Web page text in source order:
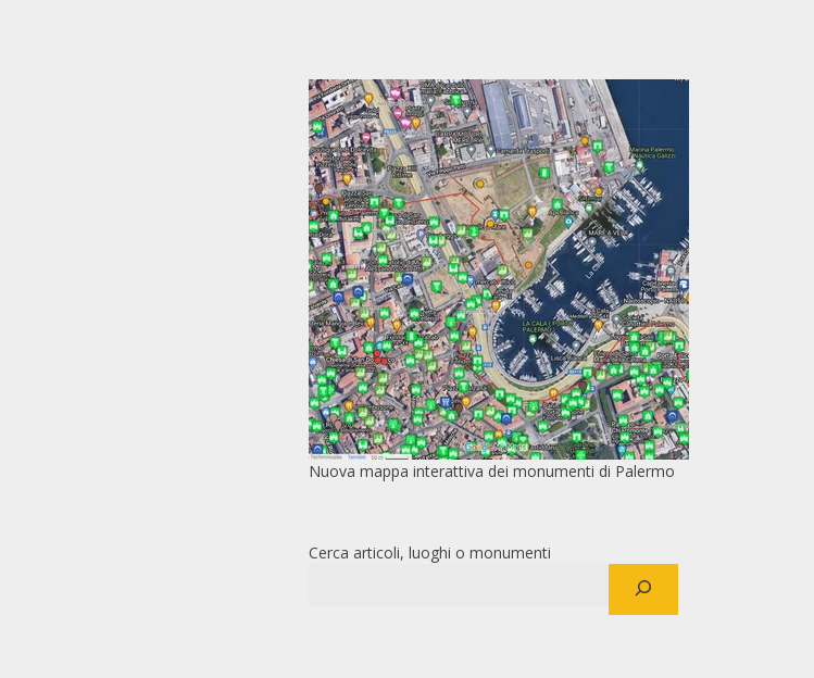
Nuova mappa interattiva dei monumenti di Palermo
Cerca articoli, luoghi o monumenti